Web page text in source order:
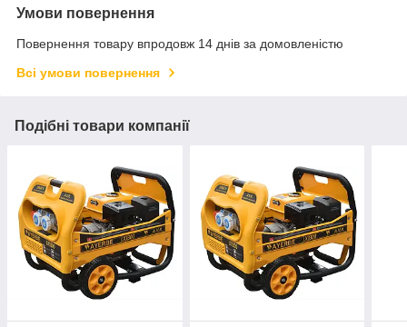
Умови повернення
Повернення товару впродовж 14 днів за домовленістю
Всі умови повернення
Подібні товари компанії